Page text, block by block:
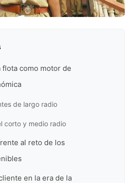
flota como motor de
de largo radio
corto y medio radio
al reto de los
en la era de la